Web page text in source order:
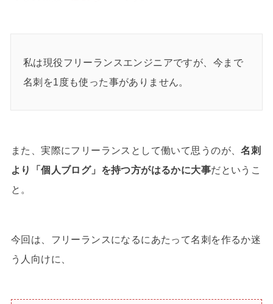
私は現役フリーランスエンジニアですが、今まで
名刺を1度も使った事がありません。
また、実際にフリーランスとして働いて思うのが、名刺
より「個人ブログ」を持つ方がはるかに大事だというこ
と。
今回は、フリーランスになるにあたって名刺を作るか迷
う人向けに、